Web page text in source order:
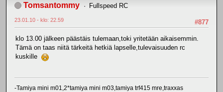
Tomsantommy Fullspeed RC
#877
23.01.10 - klo: 22.59
klo 13.00 jälkeen päästäis tulemaan,toki yritetään aikaisemmin.
Tämä on taas niitä tärkeitä hetkiä lapselle,tulevaisuuden rc
kuskille
-Tamiya mini m01,2*tamiya mini m03,tamiya trf415 mre,traxxas